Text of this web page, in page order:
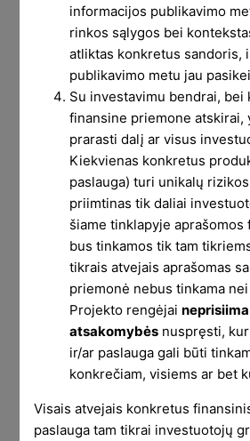
Viso geriausio
Ačiū visiems, kurie Lėto Pelno
skaitėt įrašus, rašėt
Tikiuosi kažkam projektas
naudingas. Pradėjau ir rašiau
naudos, per visą laiką negavau
vienintelė projekto prasmė
buvo) pagalba skaitytojams.
Tad ačiū kad skaitėt, tikiuosi
Penkių metų proga atėjo laikas
Kodėl atsisveikinam ?
Kelios svarbios priežastys
dar kiek plačiau, nes tame
galimu scenarijus:
informacijos publikavimo
rinkos sąlygos bei
atliktas konkretus sandoris,
publikavimo metu jau
Su investavimu bendrai,
finansine priemone atskirai,
prarasti dalį ar visus
Kiekvienas konkretus
paslauga) turi unikalų
priimtinas tik daliai
šiame tinklapyje
bus tinkamos tik tam
tikrais atvejais aprašomas
priemonė nebus tinkama
Projekto rengėjai
atsakomybės nuspręsti,
ir/ar paslauga gali būti
konkrečiam, visiems ar bet
Visais atvejais konkretus
paslauga tam tikrai investuotojų